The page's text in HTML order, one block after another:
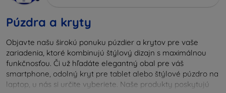
Púzdra a kryty
Objavte našu širokú ponuku púzdier a krytov pre vaše
zariadenia, ktoré kombinujú štýlový dizajn s maximálnou
funkčnosťou. Či už hľadáte elegantný obal pre váš
smartphone, odolný kryt pre tablet alebo štýlové púzdro na
laptop, u nás si určite vyberiete. Naše produkty poskytujú